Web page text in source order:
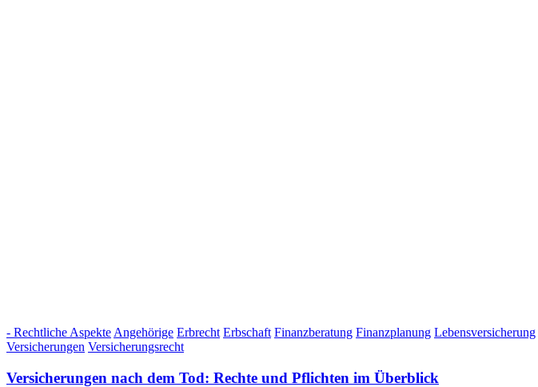
- Rechtliche Aspekte Angehörige Erbrecht Erbschaft Finanzberatung Finanzplanung Lebensversicherung
Versicherungen Versicherungsrecht
Versicherungen nach dem Tod: Rechte und Pflichten im Überblick